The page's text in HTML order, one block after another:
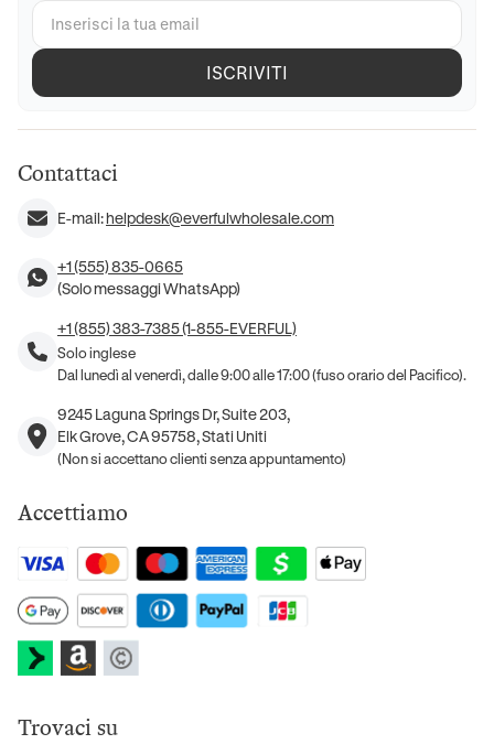
ISCRIVITI
Contattaci
E-mail:helpdesk@everfulwholesale.com
+1 (555) 835-0665
(Solo messaggi WhatsApp)
+1 (855) 383-7385 (1-855-EVERFUL)
Solo inglese
Dal lunedì al venerdì, dalle 9:00 alle 17:00 (fuso orario del Pacifico).
9245 Laguna Springs Dr, Suite 203,
Elk Grove, CA 95758, Stati Uniti
(Non si accettano clienti senza appuntamento)
Accettiamo
Trovaci su